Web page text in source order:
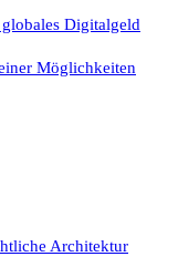
Digitalgeld
Möglichkeiten
Architektur